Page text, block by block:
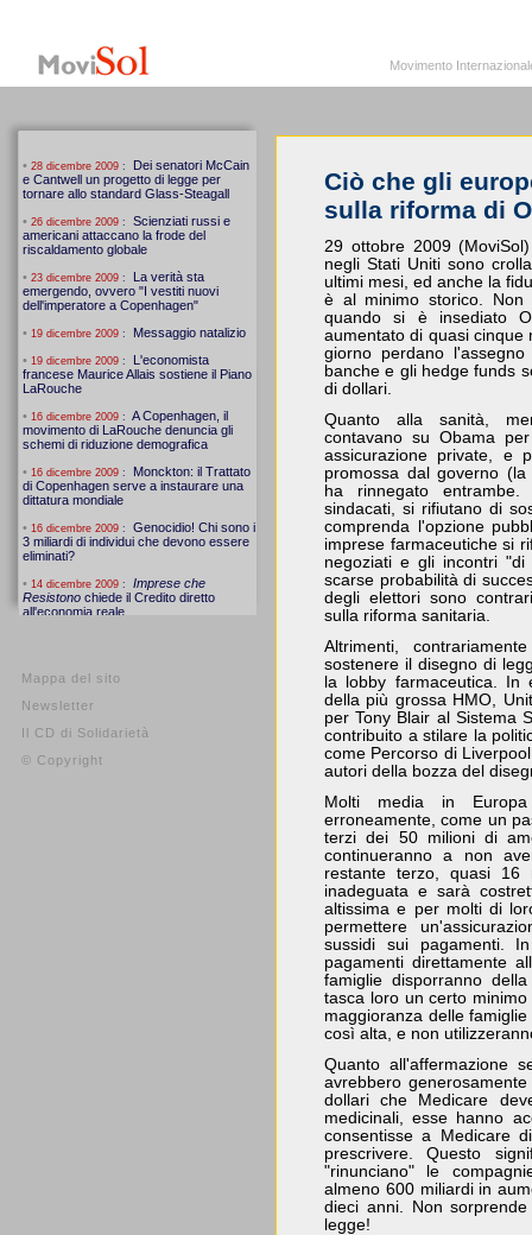
Mappa del sito
Newsletter
Il CD di Solidarietà
© Copyright
Movimento
Ciò che gli
sulla riforma di
29 ottobre 2009
negli Stati Uniti sono
ultimi mesi, ed anche la
è al minimo storico. Non
quando si è insediato
aumentato di quasi cinque
giorno perdano
banche e gli hedge funds
di dollari.
Quanto alla sanità,
contavano su Obama
assicurazione private, e
promossa dal governo
ha rinnegato
sindacati, si rifiutano di
comprenda l'opzione
imprese farmaceutiche si
negoziati e gli incontri
scarse probabilità di
degli elettori sono
sulla riforma sanitaria.
Altrimenti,
sostenere il disegno di
la lobby farmaceutica. In
della più grossa HMO,
per Tony Blair al Sistema
contribuito a stilare la
come Percorso di
autori della bozza del
Molti media in
erroneamente, come un
terzi dei 50 milioni di
continueranno a non
restante terzo, quasi 16
inadeguata e sarà
altissima e per molti di
permettere
sussidi sui pagamenti.
pagamenti direttamente
famiglie disporranno
tasca loro un certo
maggioranza delle
così alta, e non
Quanto all'affermazione
avrebbero
dollari che Medicare
medicinali, esse hanno
consentisse a Medicare
prescrivere. Questo
"rinunciano" le
almeno 600 miliardi in
dieci anni. Non
legge!